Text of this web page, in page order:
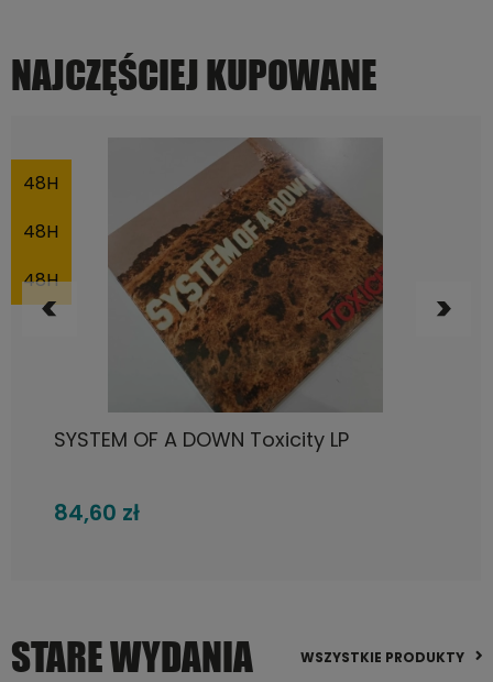
NAJCZĘŚCIEJ KUPOWANE
Fleetwood Mac, Rumours LP
105,72 zł
DO KOSZYKA
WSZYSTKIE PRODUKTY
STARE WYDANIA